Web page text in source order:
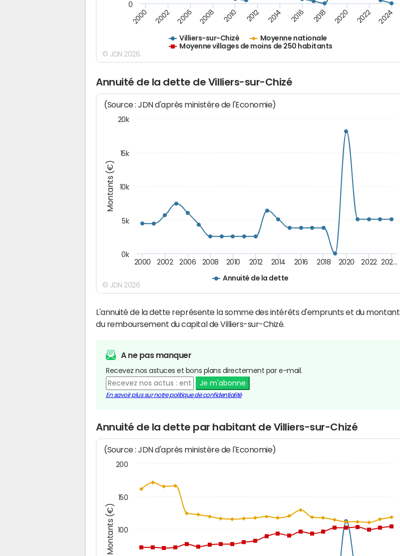
Villiers-sur-Chizé
Moyenne nationale
Moyenne villages de moins de 250 habitants
2000 2002 2006 2008 2010 2012 2014 2016 2018 2020 2022 2024
0
© JDN 2026
Annuité de la dette de Villiers-sur-Chizé
Montants (€)
(Source : JDN d'après ministère de l'Economie)
Annuité de la dette
2000 2002 2006 2008 2010 2012 2014 2016 2018 2020 2022 202…
0k
5k
10k
15k
20k
© JDN 2026
L'annuité de la dette représente la somme des intérêts d'emprunts et du montant
du remboursement du capital de Villiers-sur-Chizé.
A ne pas manquer
Recevez nos astuces et bons plans directement par e-mail.
Je m'abonne
En savoir plus sur notre politique de confidentialité
Annuité de la dette par habitant de Villiers-sur-Chizé
Montants (€)
(Source : JDN d'après ministère de l'Economie)
100
150
200